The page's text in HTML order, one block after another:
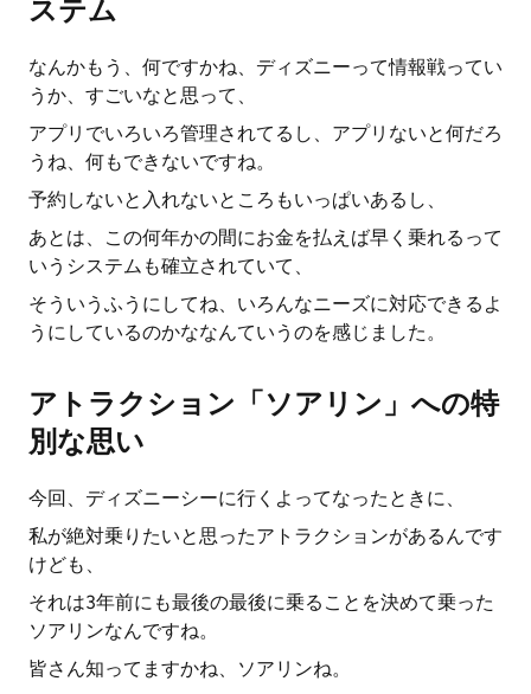
ステム
なんかもう、何ですかね、ディズニーって情報戦ってい
うか、すごいなと思って、
アプリでいろいろ管理されてるし、アプリないと何だろ
うね、何もできないですね。
予約しないと入れないところもいっぱいあるし、
あとは、この何年かの間にお金を払えば早く乗れるって
いうシステムも確立されていて、
そういうふうにしてね、いろんなニーズに対応できるよ
うにしているのかななんていうのを感じました。
アトラクション「ソアリン」への特
別な思い
今回、ディズニーシーに行くよってなったときに、
私が絶対乗りたいと思ったアトラクションがあるんです
けども、
それは3年前にも最後の最後に乗ることを決めて乗った
ソアリンなんですね。
皆さん知ってますかね、ソアリンね。